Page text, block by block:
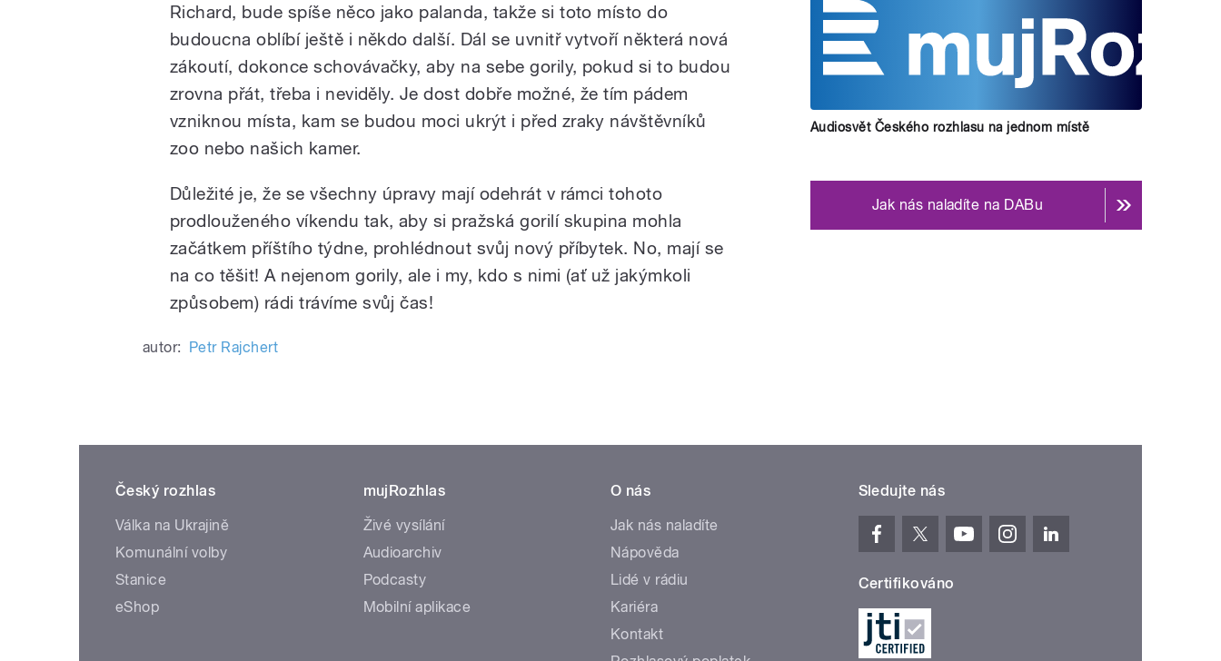
Richard, bude spíše něco jako palanda, takže si toto místo do
budoucna oblíbí ještě i někdo další. Dál se uvnitř vytvoří některá nová
zákoutí, dokonce schovávačky, aby na sebe gorily, pokud si to budou
zrovna přát, třeba i neviděly. Je dost dobře možné, že tím pádem
vzniknou místa, kam se budou moci ukrýt i před zraky návštěvníků
zoo nebo našich kamer.
Důležité je, že se všechny úpravy mají odehrát v rámci tohoto
prodlouženého víkendu tak, aby si pražská gorilí skupina mohla
začátkem příštího týdne, prohlédnout svůj nový příbytek. No, mají se
na co těšit! A nejenom gorily, ale i my, kdo s nimi (ať už jakýmkoli
způsobem) rádi trávíme svůj čas!
autor: Petr Rajchert
Audiosvět Českého rozhlasu na jednom místě
Jak nás naladíte na DABu
Český rozhlas
Válka na Ukrajině
Komunální volby
Stanice
eShop
mujRozhlas
Živé vysílání
Audioarchiv
Podcasty
Mobilní aplikace
O nás
Jak nás naladíte
Nápověda
Lidé v rádiu
Kariéra
Kontakt
Sledujte nás
Certifikováno